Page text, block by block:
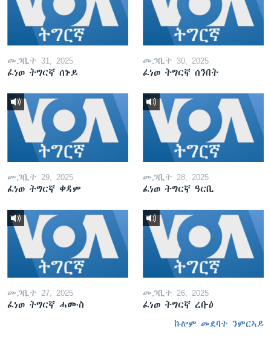
መጋቢት 31, 2025
ፈነወ ትግርኛ ሰኑይ
መጋቢት 30, 2025
ፈነወ ትግርኛ ሰንበት
መጋቢት 29, 2025
ፈነወ ትግርኛ ቀዳም
መጋቢት 28, 2025
ፈነወ ትግርኛ ዓርቢ
መጋቢት 27, 2025
ፈነወ ትግርኛ ሓሙስ
መጋቢት 26, 2025
ፈነወ ትግርኛ ረቡዕ
ኩሎም መደባት ንምርኣይ